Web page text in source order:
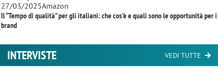
27/03/2025Amazon
Il “Tempo di qualità” per gli italiani: che cos’è e quali sono le opportunità per i
brand
INTERVISTE VEDI TUTTE